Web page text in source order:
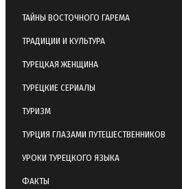
ТАЙНЫ ВОСТОЧНОГО ГАРЕМА
ТРАДИЦИИ И КУЛЬТУРА
ТУРЕЦКАЯ ЖЕНЩИНА
ТУРЕЦКИЕ СЕРИАЛЫ
ТУРИЗМ
ТУРЦИЯ ГЛАЗАМИ ПУТЕШЕСТВЕННИКОВ
УРОКИ ТУРЕЦКОГО ЯЗЫКА
ФАКТЫ